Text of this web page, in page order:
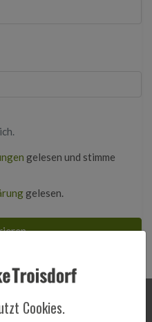
Cookies.
gelesen und stimme
gelesen.